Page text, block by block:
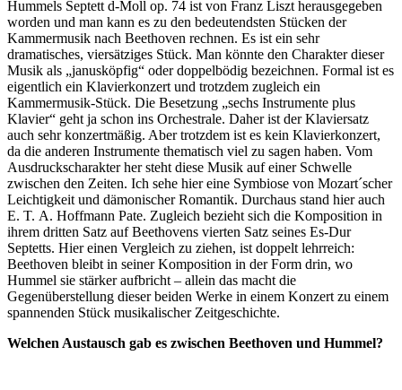
Hummels Septett d-Moll op. 74 ist von Franz Liszt herausgegeben
worden und man kann es zu den bedeutendsten Stücken der
Kammermusik nach Beethoven rechnen. Es ist ein sehr
dramatisches, viersätziges Stück. Man könnte den Charakter dieser
Musik als „janusköpfig“ oder doppelbödig bezeichnen. Formal ist es
eigentlich ein Klavierkonzert und trotzdem zugleich ein
Kammermusik-Stück. Die Besetzung „sechs Instrumente plus
Klavier“ geht ja schon ins Orchestrale. Daher ist der Klaviersatz
auch sehr konzertmäßig. Aber trotzdem ist es kein Klavierkonzert,
da die anderen Instrumente thematisch viel zu sagen haben. Vom
Ausdruckscharakter her steht diese Musik auf einer Schwelle
zwischen den Zeiten. Ich sehe hier eine Symbiose von Mozart´scher
Leichtigkeit und dämonischer Romantik. Durchaus stand hier auch
E. T. A. Hoffmann Pate. Zugleich bezieht sich die Komposition in
ihrem dritten Satz auf Beethovens vierten Satz seines Es-Dur
Septetts. Hier einen Vergleich zu ziehen, ist doppelt lehrreich:
Beethoven bleibt in seiner Komposition in der Form drin, wo
Hummel sie stärker aufbricht – allein das macht die
Gegenüberstellung dieser beiden Werke in einem Konzert zu einem
spannenden Stück musikalischer Zeitgeschichte.
Welchen Austausch gab es zwischen Beethoven und Hummel?